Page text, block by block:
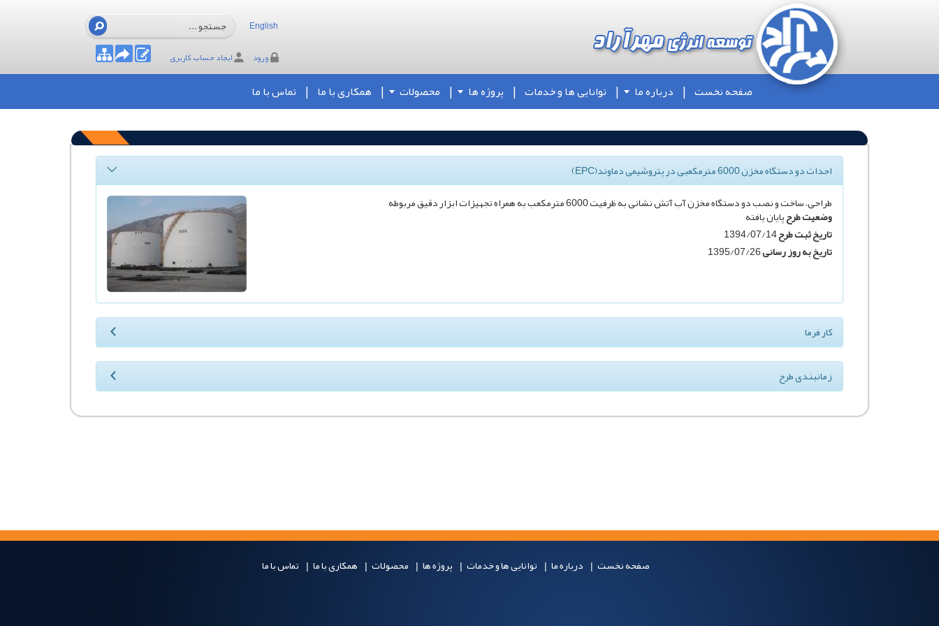
English
ورود ایجاد حساب کاربری
صفحه نخست درباره ما توانایی ها و خدمات پروژه ها محصولات همکاری با ما تماس با ما
احداث دو دستگاه مخزن 6000 مترمکعبی در پتروشیمی دماوند(EPC)
طراحی، ساخت و نصب دو دستگاه مخزن آب آتش نشانی به ظرفیت 6000 مترمکعب به همراه تجهیزات ابزار دقیق مربوطه
وضعیت طرحپایان یافته
تاریخ ثبت طرح1394/07/14
تاریخ به روز رسانی1395/07/26
کار فرما
زمانبندی طرح
صفحه نخست درباره ما توانایی ها و خدمات پروژه ها محصولات همکاری با ما تماس با ما